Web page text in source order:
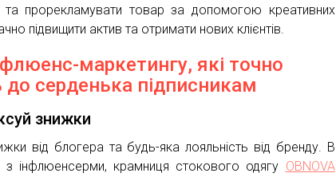
та прорекламувати товар за допомогою креативних
підвищити актив та отримати нових клієнтів.
маркетингу, які точно
до серденька підписникам
знижки
від блогера та будь-яка лояльність від бренду. В
з інфлюенсерми, крамниця стокового одягу OBNOVA